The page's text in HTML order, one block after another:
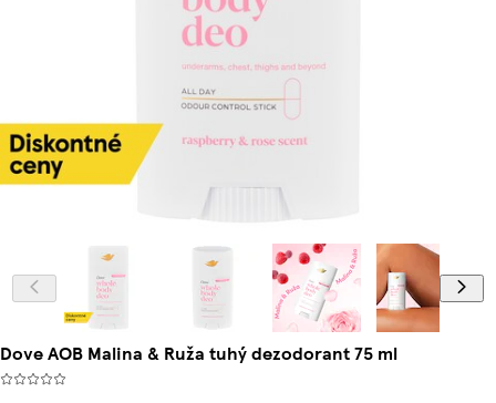
Dove AOB Malina & Ruža tuhý dezodorant 75 ml